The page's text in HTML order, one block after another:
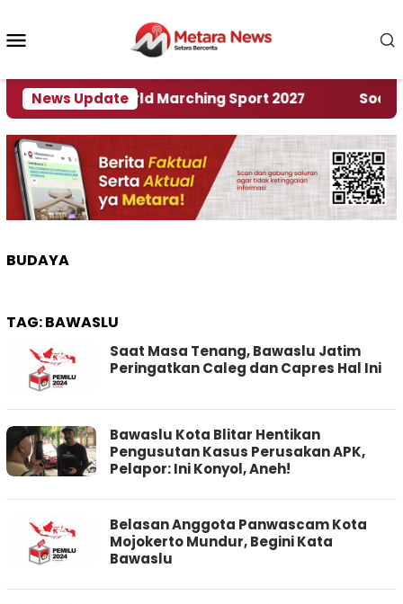
konten
News Update
Rumah World Marching Sport 2027 ‎Soal
BUDAYA
TAG:BAWASLU
Saat Masa Tenang, Bawaslu Jatim
Peringatkan Caleg dan Capres Hal Ini
Bawaslu Kota Blitar Hentikan
Pengusutan Kasus Perusakan APK,
Pelapor: Ini Konyol, Aneh!
Belasan Anggota Panwascam Kota
Mojokerto Mundur, Begini Kata
Bawaslu